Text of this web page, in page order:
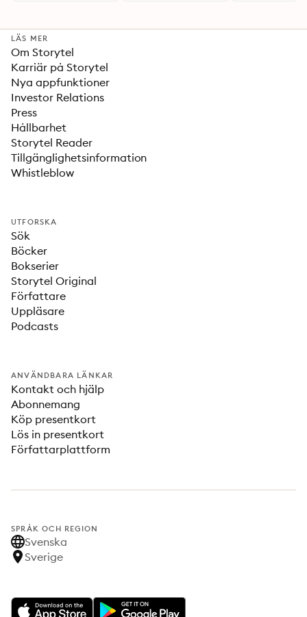
LÄS MER
Om Storytel
Karriär på Storytel
Nya appfunktioner
Investor Relations
Press
Hållbarhet
Storytel Reader
Tillgänglighetsinformation
Whistleblow
UTFORSKA
Sök
Böcker
Bokserier
Storytel Original
Författare
Uppläsare
Podcasts
ANVÄNDBARA LÄNKAR
Kontakt och hjälp
Abonnemang
Köp presentkort
Lös in presentkort
Författarplattform
SPRÅK OCH REGION
Svenska
Sverige